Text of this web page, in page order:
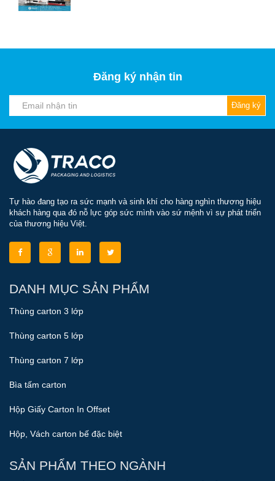
Đăng ký nhận tin
Đăng ký
Tự hào đang tạo ra sức mạnh và sinh khí cho hàng nghìn thương hiệu
khách hàng qua đó nỗ lực góp sức mình vào sứ mệnh vì sự phát triển
của thương hiệu Việt.
DANH MỤC SẢN PHẨM
Thùng carton 3 lớp
Thùng carton 5 lớp
Thùng carton 7 lớp
Bìa tấm carton
Hộp Giấy Carton In Offset
Hộp, Vách carton bế đặc biệt
SẢN PHẨM THEO NGÀNH